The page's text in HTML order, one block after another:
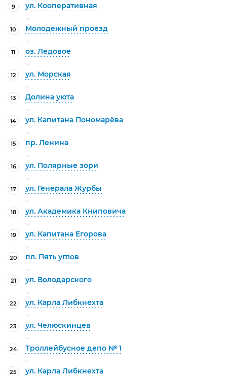
9 ул. Кооперативная
10 Молодежный проезд
11 оз. Ледовое
12 ул. Морская
13 Долина уюта
14 ул. Капитана Пономарёва
15 пр. Ленина
16 ул. Полярные зори
17 ул. Генерала Журбы
18 ул. Академика Книповича
19 ул. Капитана Егорова
20 пл. Пять углов
21 ул. Володарского
22 ул. Карла Либкнехта
23 ул. Челюскинцев
24 Троллейбусное депо № 1
25 ул. Карла Либкнехта